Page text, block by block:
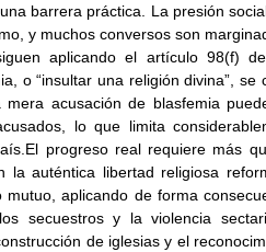
barrera práctica. La presión
y muchos conversos son
aplicando el artículo 98(f)
o “insultar una religión divina”, se
acusación de blasfemia
lo que limita
progreso real requiere más
la auténtica libertad religiosa
aplicando de forma
secuestros y la violencia
de iglesias y el